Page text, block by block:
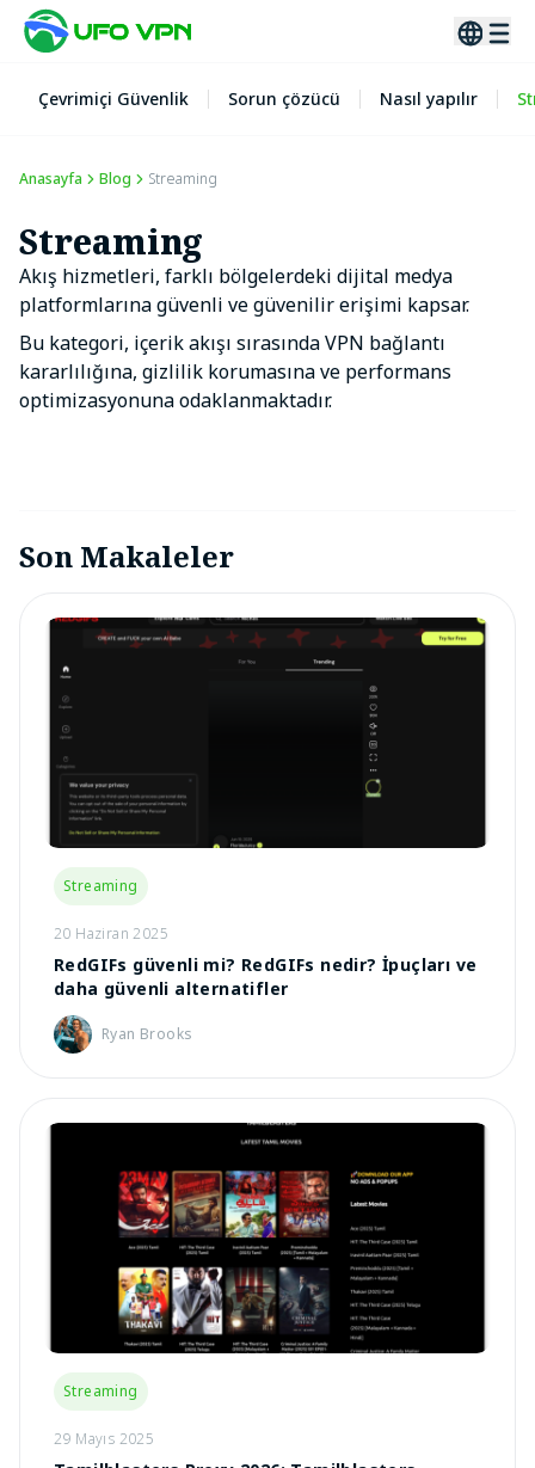
Çevrimiçi Güvenlik Sorun çözücü Nasıl yapılır
Anasayfa Blog Streaming
Streaming
Akış hizmetleri, farklı bölgelerdeki dijital medya
platformlarına güvenli ve güvenilir erişimi kapsar.
Bu kategori, içerik akışı sırasında VPN bağlantı
kararlılığına, gizlilik korumasına ve performans
optimizasyonuna odaklanmaktadır.
Son Makaleler
Streaming
20 Haziran 2025
RedGIFs güvenli mi? RedGIFs nedir? İpuçları ve
daha güvenli alternatifler
Ryan Brooks
Streaming
29 Mayıs 2025